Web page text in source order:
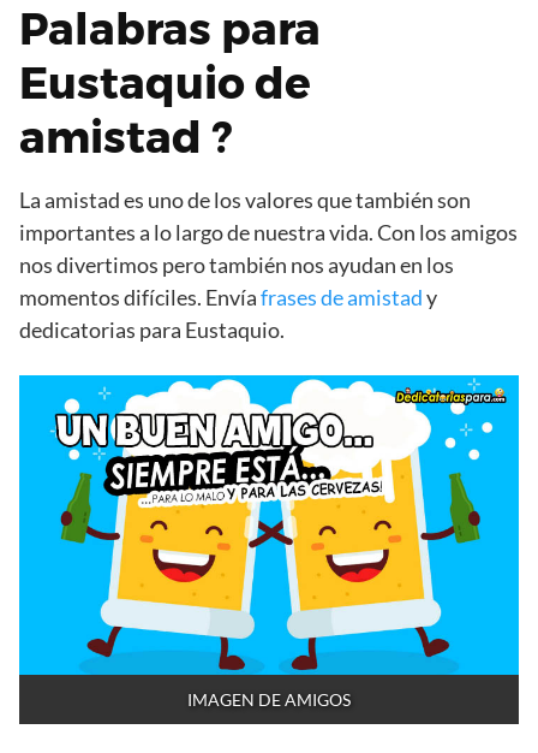
Palabras para
Eustaquio de
amistad ?
La amistad es uno de los valores que también son
importantes a lo largo de nuestra vida. Con los amigos
nos divertimos pero también nos ayudan en los
momentos difíciles. Envíafrases de amistady
dedicatorias para Eustaquio.
IMAGEN DE AMIGOS